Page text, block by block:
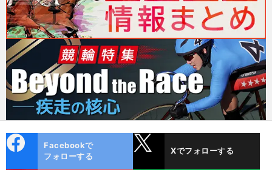
ok
Facebookで
フォローする
Xでフォローする